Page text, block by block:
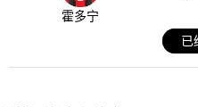
霍多宁
已